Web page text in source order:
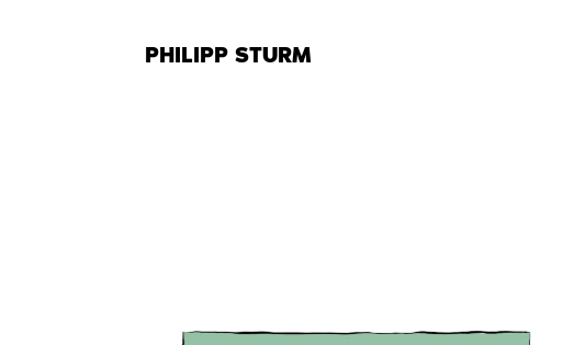
PHILIPP STURM